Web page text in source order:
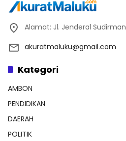
Alamat: Jl. Jenderal Sudirman
akuratmaluku@gmail.com
Kategori
AMBON
PENDIDIKAN
DAERAH
POLITIK